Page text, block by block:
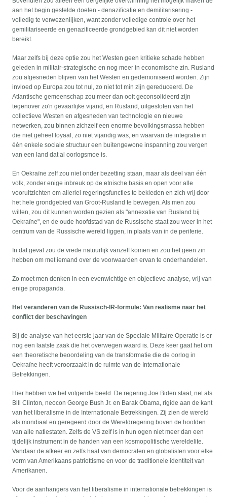
aan het begin gestelde doelen - denazificatie en demilitarisering -
volledig te verwezenlijken, want zonder volledige controle over het
gemilitariseerde en genazificeerde grondgebied kan dit niet worden
bereikt.
Maar zelfs bij deze optie zou het Westen geen kritieke schade hebben
geleden in militair-strategische en nog meer in economische zin. Rusland
zou afgesneden blijven van het Westen en gedemoniseerd worden. Zijn
invloed op Europa zou tot nul, zo niet tot min zijn gereduceerd. De
Atlantische gemeenschap zou meer dan ooit geconsolideerd zijn
tegenover zo'n gevaarlijke vijand, en Rusland, uitgesloten van het
collectieve Westen en afgesneden van technologie en nieuwe
netwerken, zou binnen zichzelf een enorme bevolkingsmassa hebben
die niet geheel loyaal, zo niet vijandig was, en waarvan de integratie in
één enkele sociale structuur een buitengewone inspanning zou vergen
van een land dat al oorlogsmoe is.
En Oekraïne zelf zou niet onder bezetting staan, maar als deel van één
volk, zonder enige inbreuk op de etnische basis en open voor alle
vooruitzichten om allerlei regeringsfuncties te bekleden en zich vrij door
het hele grondgebied van Groot-Rusland te bewegen. Als men zou
willen, zou dit kunnen worden gezien als "annexatie van Rusland bij
Oekraïne", en de oude hoofdstad van de Russische staat zou weer in het
centrum van de Russische wereld liggen, in plaats van in de periferie.
In dat geval zou de vrede natuurlijk vanzelf komen en zou het geen zin
hebben om met iemand over de voorwaarden ervan te onderhandelen.
Zo moet men denken in een evenwichtige en objectieve analyse, vrij van
enige propaganda.
Het veranderen van de Russisch-IR-formule: Van realisme naar het
conflict der beschavingen
Bij de analyse van het eerste jaar van de Speciale Militaire Operatie is er
nog een laatste zaak die het overwegen waard is. Deze keer gaat het om
een theoretische beoordeling van de transformatie die de oorlog in
Oekraïne heeft veroorzaakt in de ruimte van de Internationale
Betrekkingen.
Hier hebben we het volgende beeld. De regering Joe Biden staat, net als
Bill Clinton, neocon George Bush Jr. en Barak Obama, rigide aan de kant
van het liberalisme in de Internationale Betrekkingen. Zij zien de wereld
als mondiaal en geregeerd door de Wereldregering boven de hoofden
van alle natiestaten. Zelfs de VS zelf is in hun ogen niet meer dan een
tijdelijk instrument in de handen van een kosmopolitische wereldelite.
Vandaar de afkeer en zelfs haat van democraten en globalisten voor elke
vorm van Amerikaans patriottisme en voor de traditionele identiteit van
Amerikanen.
Voor de aanhangers van het liberalisme in internationale betrekkingen is